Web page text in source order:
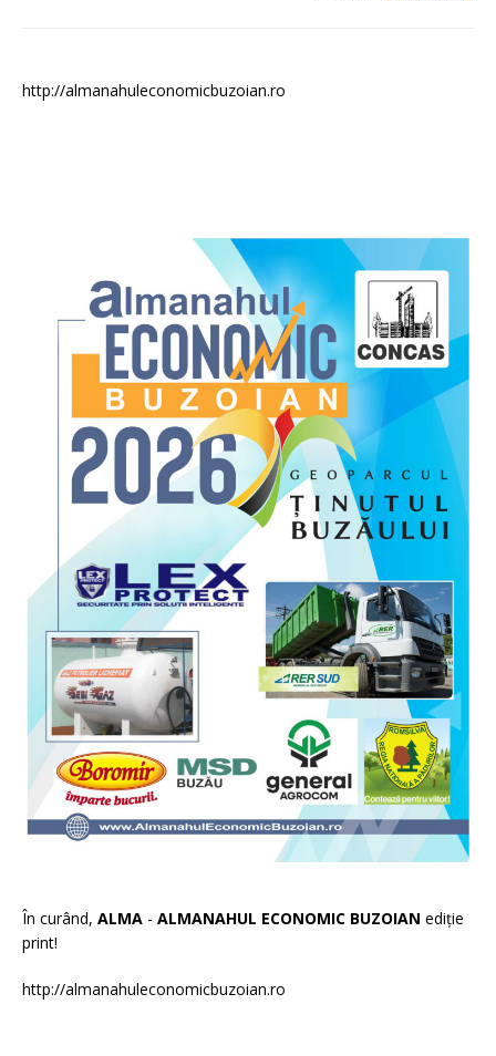
http://almanahuleconomicbuzoian.ro
În curând, ALMA - ALMANAHUL ECONOMIC BUZOIAN ediție
print!
http://almanahuleconomicbuzoian.ro